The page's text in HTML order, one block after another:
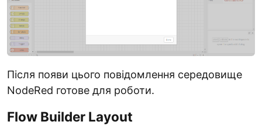
Після появи цього повідомлення середовище
NodeRed готове для роботи.
Flow Builder Layout